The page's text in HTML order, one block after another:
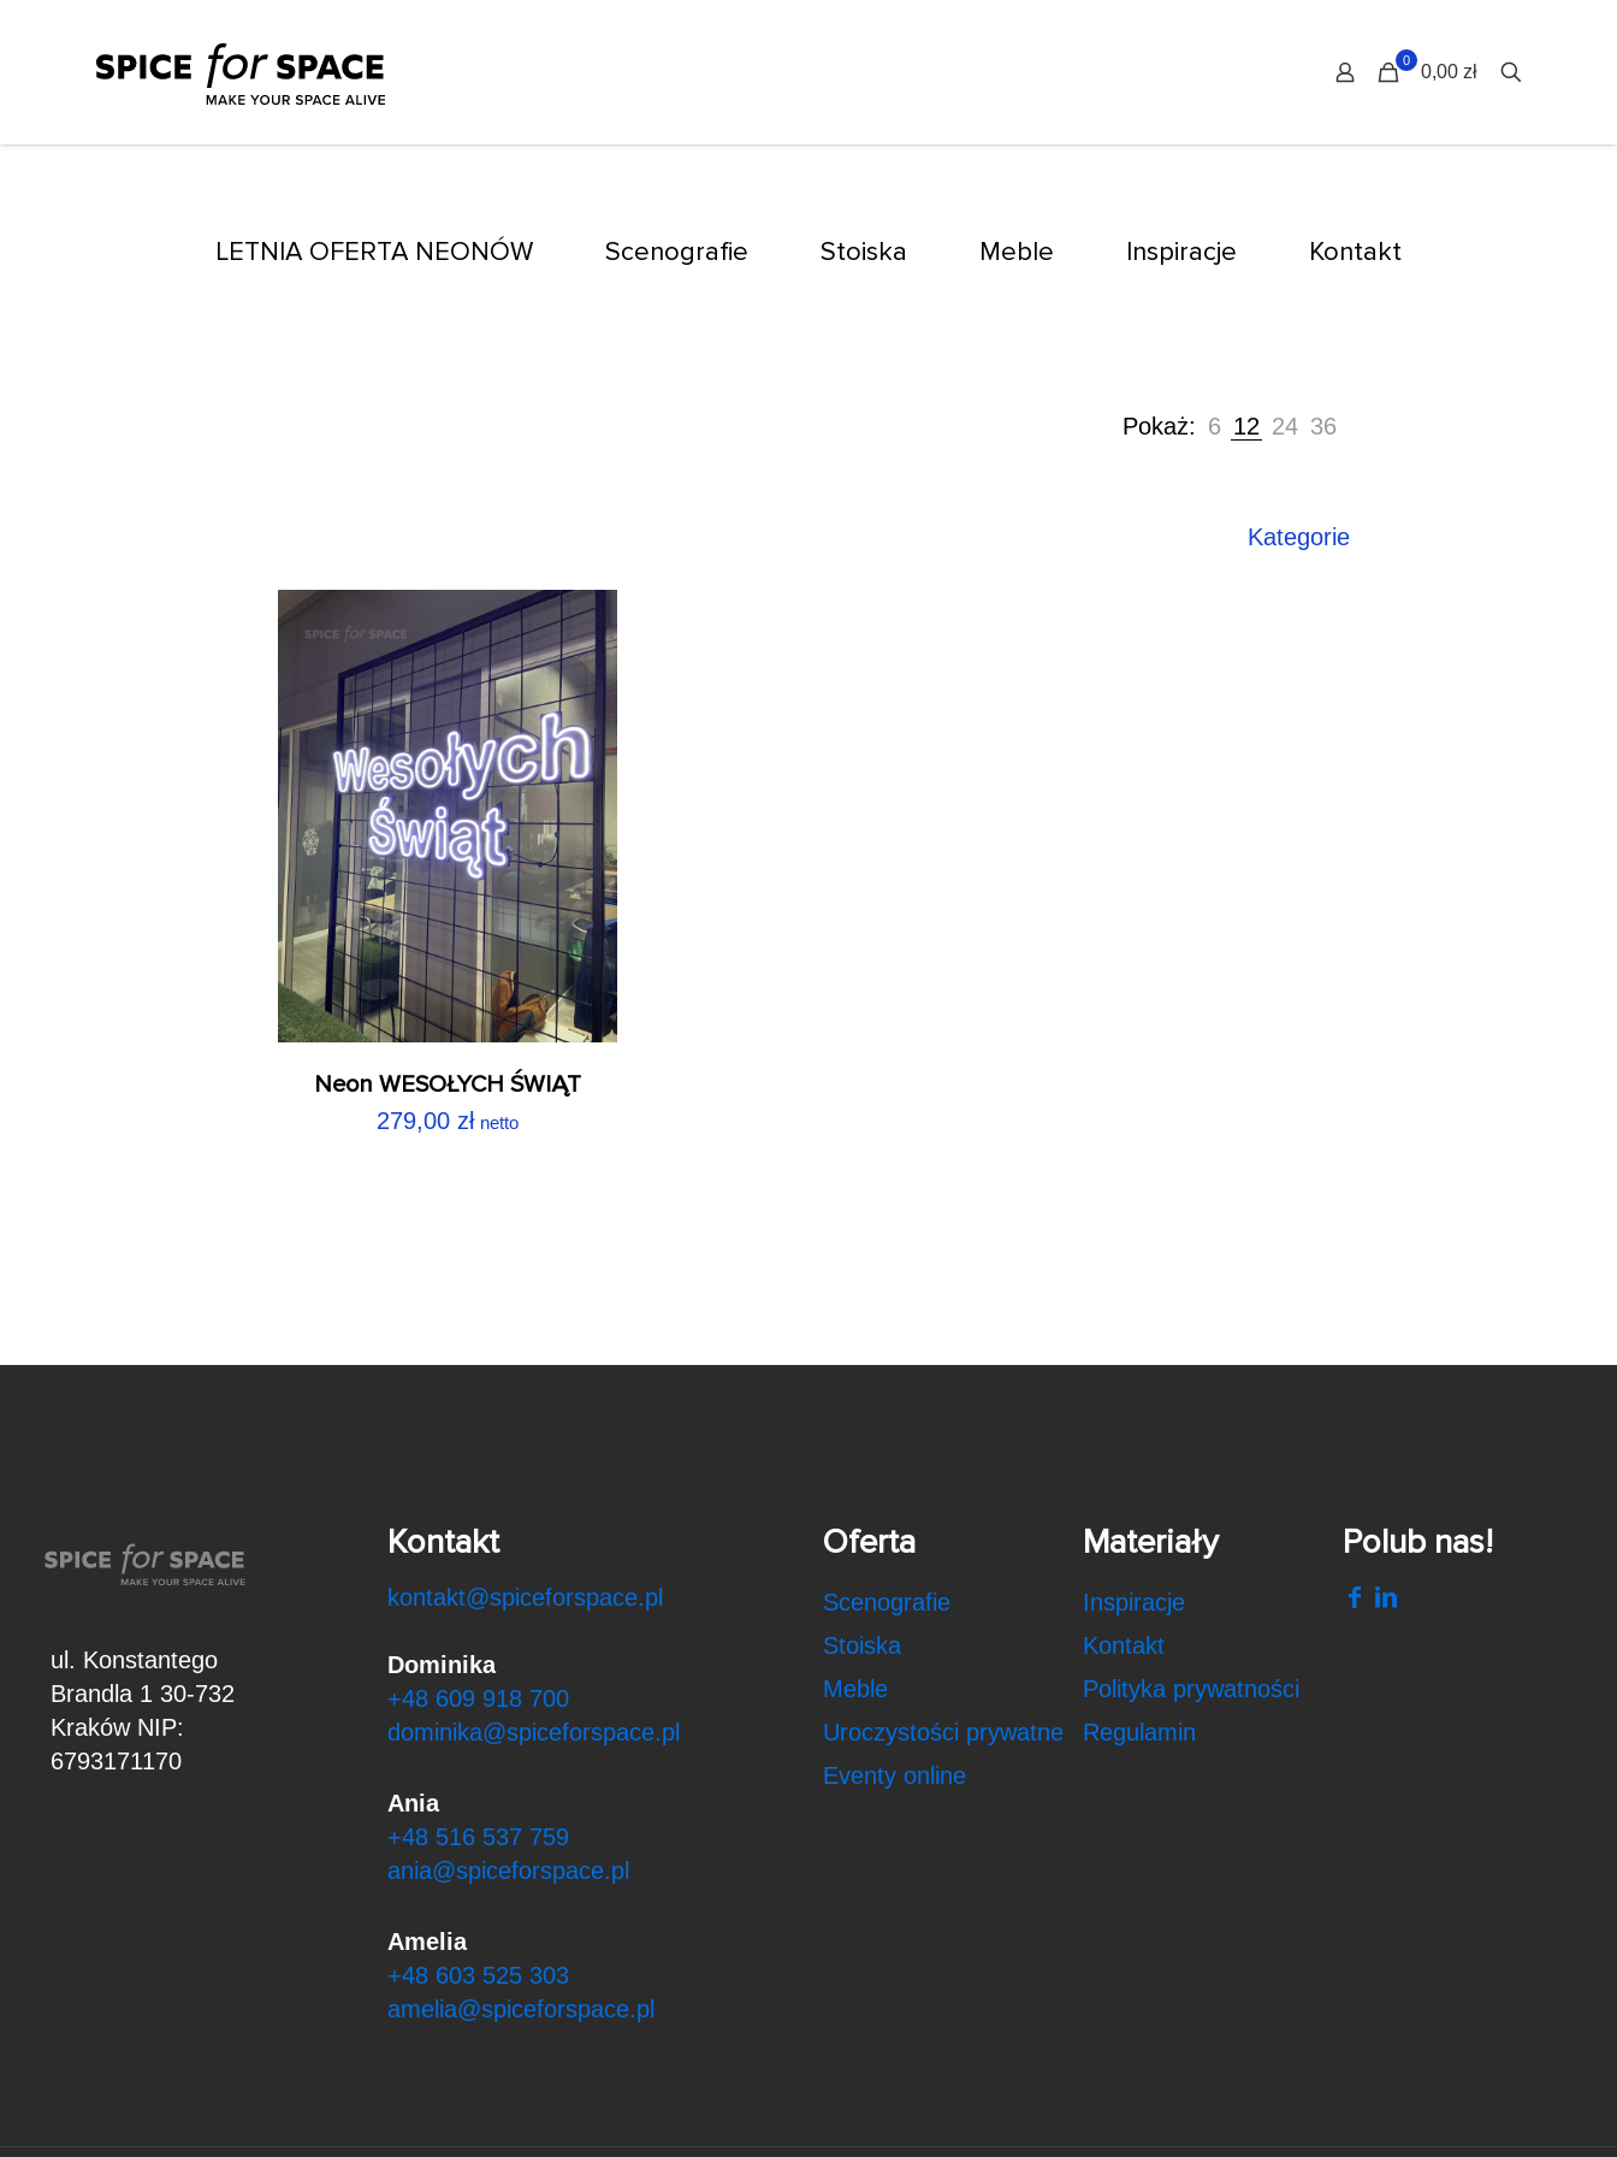
0
0,00 zł
LETNIA OFERTA NEONÓW Scenografie Stoiska Meble Inspiracje Kontakt
Pokaż: 6 12 24 36
Kategorie
Neon WESOŁYCH ŚWIĄT
279,00 zł netto
ul. Konstantego
Brandla 1 30-732
Kraków NIP:
6793171170
Kontakt
kontakt@spiceforspace.pl
Dominika
+48 609 918 700
dominika@spiceforspace.pl
Ania
+48 516 537 759
ania@spiceforspace.pl
Amelia
+48 603 525 303
amelia@spiceforspace.pl
Oferta
Scenografie
Stoiska
Meble
Uroczystości prywatne
Eventy online
Materiały
Inspiracje
Kontakt
Polityka prywatności
Regulamin
Polub nas!